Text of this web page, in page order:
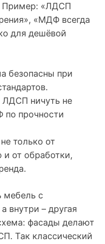
«ЛДСП
«МДФ всегда
для дешёвой
безопасны при
ЛДСП ничуть не
по прочности
только от
и от обработки,
мебель с
внутри – другая
фасады делают
Так классический